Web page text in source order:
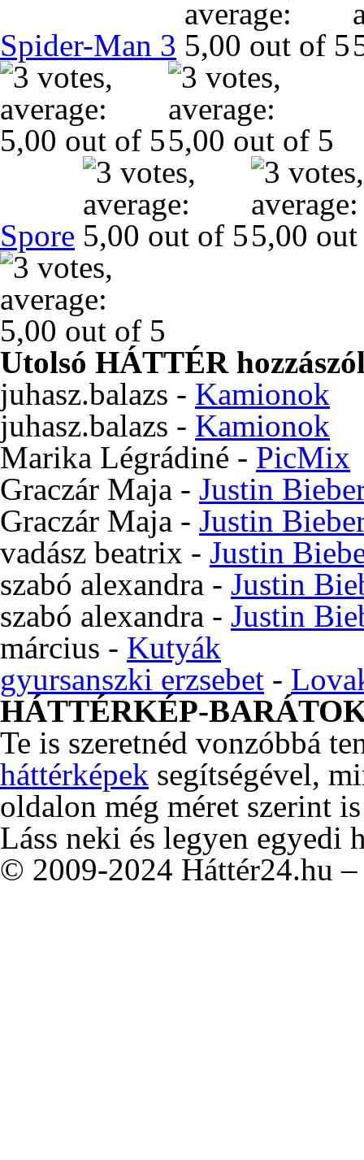
Spider-Man 3
Spore
Utolsó HÁTTÉR
juhasz.balazs - Kamionok
juhasz.balazs - Kamionok
Marika Légrádiné - PicMix
Graczár Maja - Justin
Graczár Maja - Justin
vadász beatrix - Justin
szabó alexandra - Justin
szabó alexandra - Justin
március - Kutyák
gyursanszki erzsebet -
HÁTTÉRKÉP-
Te is szeretnéd vonzóbbá
háttérképek segítségével,
oldalon még méret szerint
Láss neki és legyen egyedi
© 2009-2024 Háttér24.hu